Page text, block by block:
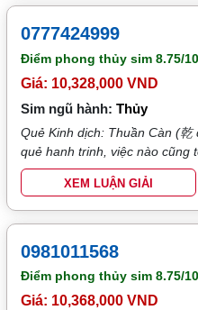
0777424999
Điểm phong thủy sim8.75/10
Giá: 10,328,000 VND
Sim ngũ hành:Thủy
Quẻ Kinh dịch: Thuần Càn (
quẻ hanh trinh, việc nào cũng
XEM LUẬN GIẢI
0981011568
Điểm phong thủy sim8.75/10
Giá: 10,368,000 VND